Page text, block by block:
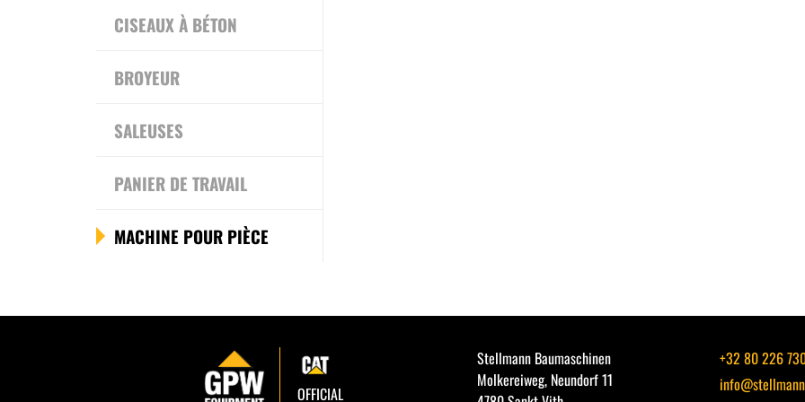
CISEAUX À BÉTON
BROYEUR
SALEUSES
PANIER DE TRAVAIL
MACHINE POUR PIÈCE
OFFICIAL
Stellmann Baumaschinen
Molkereiweg, Neundorf 11
+32 80 226